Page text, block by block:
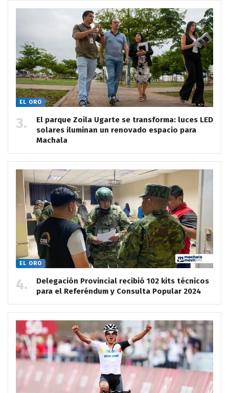
EL ORO
El parque Zoila Ugarte se transforma: luces LED
solares iluminan un renovado espacio para
Machala
EL ORO
Delegación Provincial recibió 102 kits técnicos
para el Referéndum y Consulta Popular 2024